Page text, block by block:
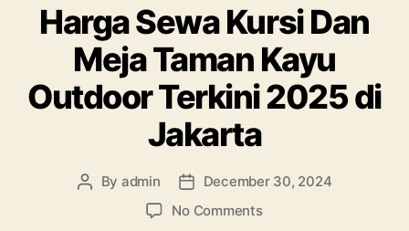
Harga Sewa Kursi Dan
Meja Taman Kayu
Outdoor Terkini 2025 di
Jakarta
Post
By admin
Post
date
December 30, 2024
No Commentson